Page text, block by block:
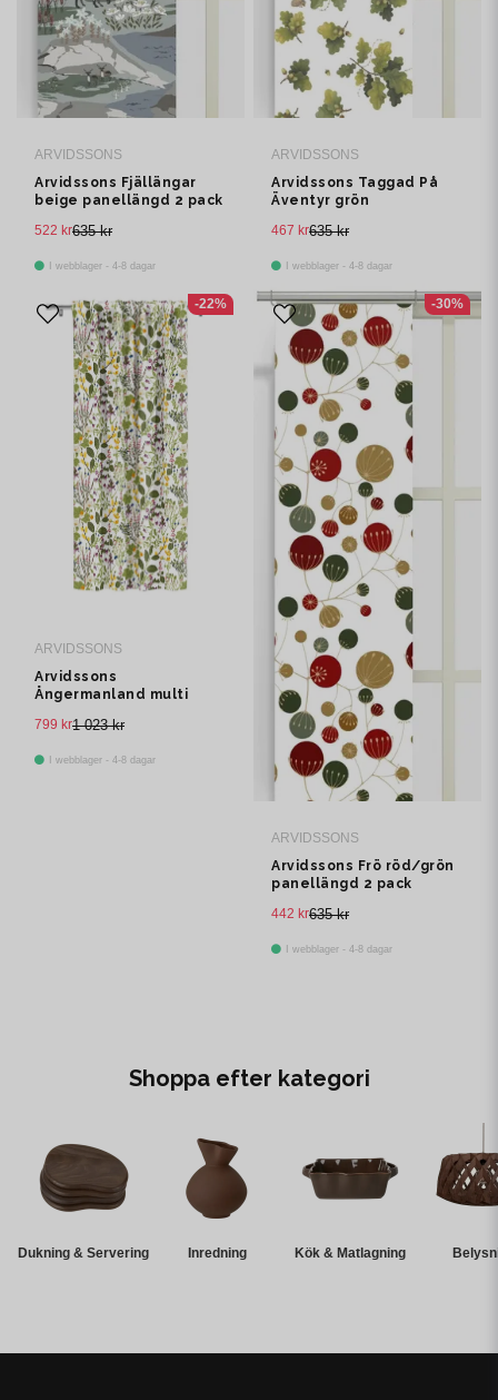
ARVIDSSONS
Arvidssons Fjällängar
beige panellängd 2 pack
635 kr
522 kr
I webblager - 4-8 dagar
ARVIDSSONS
Arvidssons Taggad På
Äventyr grön
635 kr
467 kr
I webblager - 4-8 dagar
ARVIDSSONS
Arvidssons
Ångermanland multi
1 023 kr
799 kr
I webblager - 4-8 dagar
-22%
ARVIDSSONS
Arvidssons Frö röd/grön
panellängd 2 pack
635 kr
442 kr
I webblager - 4-8 dagar
-30%
Shoppa efter kategori
Dukning & Servering Inredning Kök & Matlagning